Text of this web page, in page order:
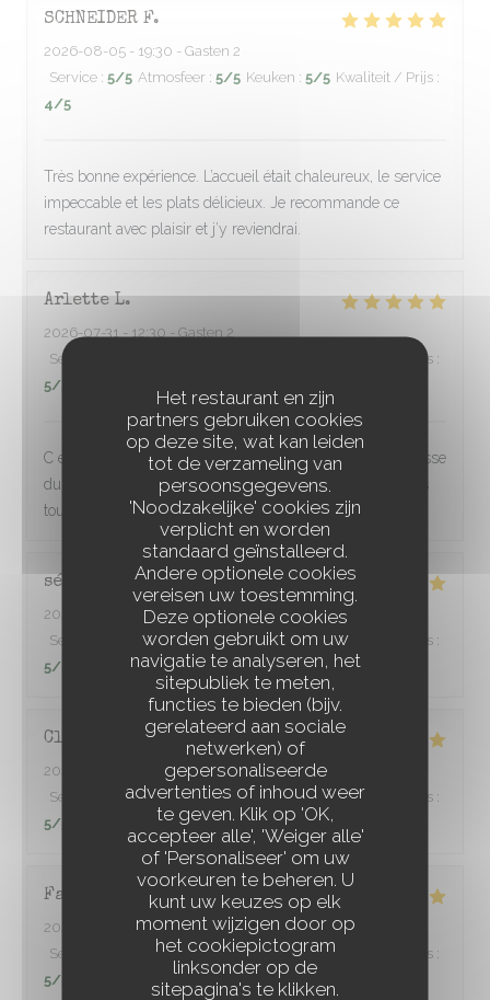
Het restaurant en zijn
partners gebruiken cookies
op deze site, wat kan leiden
tot de verzameling van
persoonsgegevens.
'Noodzakelijke' cookies zijn
verplicht en worden
standaard geïnstalleerd.
Andere optionele cookies
vereisen uw toestemming.
Deze optionele cookies
worden gebruikt om uw
navigatie te analyseren, het
sitepubliek te meten,
functies te bieden (bijv.
gerelateerd aan sociale
netwerken) of
gepersonaliseerde
advertenties of inhoud weer
te geven. Klik op 'OK,
accepteer alle', 'Weiger alle'
of 'Personaliseer' om uw
voorkeuren te beheren. U
kunt uw keuzes op elk
moment wijzigen door op
het cookiepictogram
linksonder op de
sitepagina's te klikken.
SCHNEIDER F
2026-08-05 - 19:30 - Gasten 2
Service : 5/5 Atmosfeer : 5/5 Keuken : 5/5 Kwaliteit / Prijs :
4/5
Très bonne expérience. L’accueil était chaleureux, le service
impeccable et les plats délicieux. Je recommande ce
restaurant avec plaisir et j’y reviendrai.
Arlette L
2026-07-31- 12:30 - Gasten 2
Service
Kwaliteit / Prijs :
5/5
C est parfait,l accueil,l espacement des tables, la gentillesse
du service,une cuisine inventive et raffinée Nous sommes
toujours très satisfaits Merci à toute l équipe.
sébastien P
2026-08-01
- 20:30 - Gasten 2
Service
Atmosfeer: 5/5 Keuken: 5/5 Kwaliteit / Prijs :
5/5
Claire
2026-07-31
- 20:00 - Gasten 4
Service
/5 Atmosfeer: 5/5 Keuken: 5/5 Kwaliteit / Prijs :
5/5
Fabien
2026-08-01
- 20:00 - Gasten 6
Service
Atmosfeer: 5/5 Keuken: 5/5 Kwaliteit / Prijs :
5/5
À TRAVERS CHAMPS